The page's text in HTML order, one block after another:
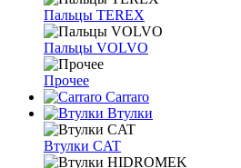
Пальцы TEREX
Пальцы VOLVO
Прочее
Carraro
Втулки
Втулки CAT